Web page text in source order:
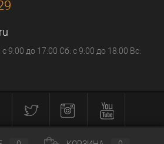
9:00 до 17:00 Сб: с 9:00 до 18:00 Вс: